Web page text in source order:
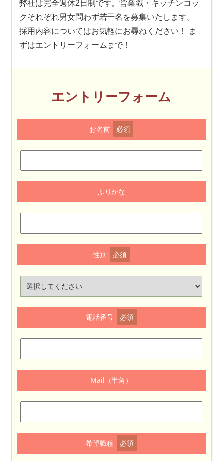
弊社は完全週休2日制です。営業職・キッチンコッ
クそれぞれ男女問わず若干名を募集いたします。
採用内容についてはお気軽にお尋ねください！ ま
ずはエントリーフォームまで！
エントリーフォーム
お名前 必須
ふりがな
性別 必須
電話番号 必須
Mail（半角）
希望職種 必須